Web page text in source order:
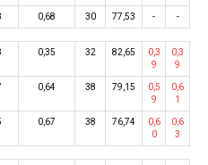
0,68 30 77,53 - -
0,35 32 82,65
0,3
9
0,3
9
0,64 38 79,15
0,5
9
0,6
1
0,67 38 76,74
0,6
0
0,6
3